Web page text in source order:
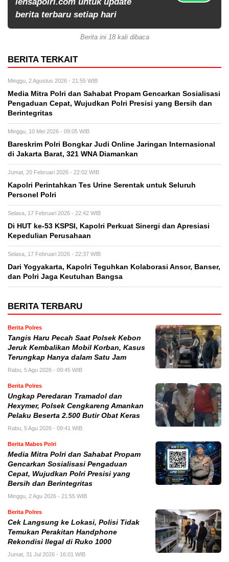
berita terbaru setiap hari
Berita ini 18 kali dibaca
BERITA TERKAIT
Minggu, 2 Agustus 2026 - 21:55 WIB
Media Mitra Polri dan Sahabat Propam Gencarkan Sosialisasi
Pengaduan Cepat, Wujudkan Polri Presisi yang Bersih dan
Berintegritas
Minggu, 10 Mei 2026 - 09:05 WIB
Bareskrim Polri Bongkar Judi Online Jaringan Internasional
di Jakarta Barat, 321 WNA Diamankan
Jumat, 20 Februari 2026 - 22:02 WIB
Kapolri Perintahkan Tes Urine Serentak untuk Seluruh
Personel Polri
Selasa, 17 Februari 2026 - 22:42 WIB
Di HUT ke-53 KSPSI, Kapolri Perkuat Sinergi dan Apresiasi
Kepedulian Perusahaan
Selasa, 17 Februari 2026 - 22:37 WIB
Dari Yogyakarta, Kapolri Teguhkan Kolaborasi Ansor, Banser,
dan Polri Jaga Keutuhan Bangsa
BERITA TERBARU
Berita Polres
Tangis Haru Pecah Saat Polsek Kebon
Jeruk Kembalikan Mobil Korban, Kasus
Terungkap Hanya dalam Satu Jam
Rabu, 5 Agu 2026 - 09:45 WIB
Berita Polres
Ungkap Peredaran Tramadol dan
Hexymer, Polsek Cengkareng Amankan
Pelaku Beserta 2.500 Butir Obat Keras
Rabu, 5 Agu 2026 - 09:41 WIB
Berita Mabes Polri
Media Mitra Polri dan Sahabat Propam
Gencarkan Sosialisasi Pengaduan
Cepat, Wujudkan Polri Presisi yang
Bersih dan Berintegritas
Minggu, 2 Agu 2026 - 21:55 WIB
Berita Polres
Cek Langsung ke Lokasi, Polisi Tidak
Temukan Perakitan Handphone
Rekondisi Ilegal di Ruko 1000
Jumat, 31 Jul 2026 - 16:01 WIB